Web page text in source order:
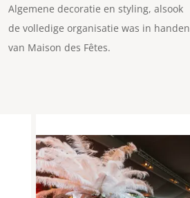
Algemene decoratie en styling, alsook
de volledige organisatie was in handen
van Maison des Fêtes.